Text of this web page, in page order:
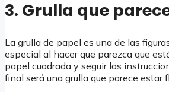
3. Grulla que
La grulla de papel es una de las
especial al hacer que parezca que
papel cuadrada y seguir las
final será una grulla que parece estar